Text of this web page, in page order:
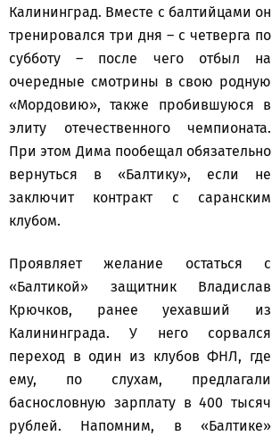
Калининград. Вместе с балтийцами он
тренировался три дня – с четверга по
субботу – после чего отбыл на
очередные смотрины в свою родную
«Мордовию», также пробившуюся в
элиту отечественного чемпионата.
При этом Дима пообещал обязательно
вернуться в «Балтику», если не
заключит контракт с саранским
клубом.
Проявляет желание остаться с
«Балтикой» защитник Владислав
Крючков, ранее уехавший из
Калининграда. У него сорвался
переход в один из клубов ФНЛ, где
ему, по слухам, предлагали
баснословную зарплату в 400 тысяч
рублей. Напомним, в «Балтике»